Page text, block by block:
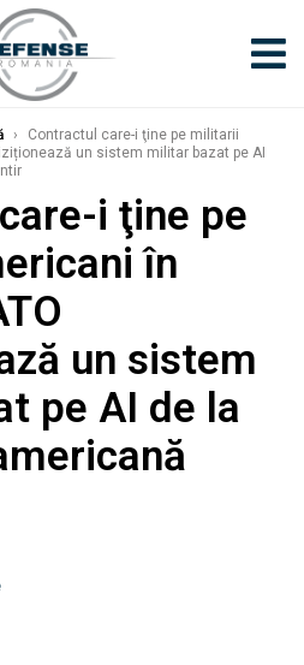
›
Contractul care-i ţine pe militarii
un sistem militar bazat pe AI
i ţine pe
în
un sistem
pe AI de la